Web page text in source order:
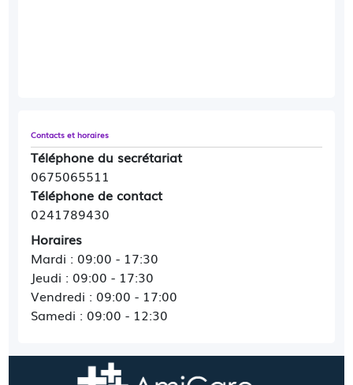
Contacts et horaires
Téléphone du secrétariat
0675065511
Téléphone de contact
0241789430
Horaires
Mardi : 09:00 - 17:30
Jeudi : 09:00 - 17:30
Vendredi : 09:00 - 17:00
Samedi : 09:00 - 12:30